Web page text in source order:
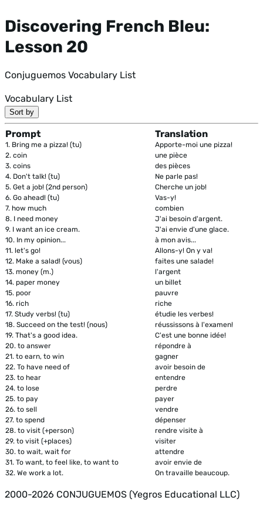
Discovering French Bleu:
Lesson 20
Conjuguemos Vocabulary List
Vocabulary List
Sort by
Prompt Translation
1. Bring me a pizza! (tu)
Apporte-moi une pizza!
2. coin
une pièce
3. coins
des pièces
4. Don't talk! (tu)
Ne parle pas!
5. Get a job! (2nd person)
Cherche un job!
6. Go ahead! (tu)
Vas-y!
7. how much
combien
8. I need money
J'ai besoin d'argent.
9. I want an ice cream.
J'ai envie d'une glace.
10. In my opinion...
à mon avis...
11. let's go!
Allons-y! On y va!
12. Make a salad! (vous)
faites une salade!
13. money (m.)
l'argent
14. paper money
un billet
15. poor
pauvre
16. rich
riche
17. Study verbs! (tu)
étudie les verbes!
18. Succeed on the test! (nous)
réussissons à l'examen!
19. That's a good idea.
C'est une bonne idée!
20. to answer
répondre à
21. to earn, to win
gagner
22. To have need of
avoir besoin de
23. to hear
entendre
24. to lose
perdre
25. to pay
payer
26. to sell
vendre
27. to spend
dépenser
28. to visit (+person)
rendre visite à
29. to visit (+places)
visiter
30. to wait, wait for
attendre
31. To want, to feel like, to want to
avoir envie de
32. We work a lot. On travaille beaucoup.
2000-2026 CONJUGUEMOS (Yegros Educational LLC)